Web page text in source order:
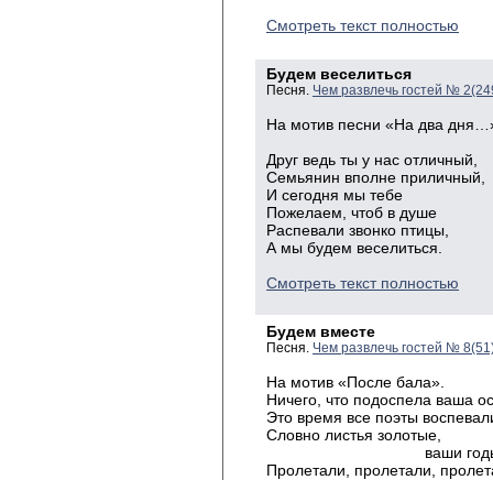
Смотреть текст полностью
Будем веселиться
Песня. Чем развлечь гостей №
На мотив песни «На два
Друг ведь ты у нас отличный,
Семьянин вполне приличный,
И сегодня мы тебе
Пожелаем, чтоб в душе
Распевали звонко птицы,
А мы будем веселиться.
Смотреть текст полностью
Будем вместе
Песня. Чем развлечь гостей №
На мотив «После бала».
Ничего, что подоспела ваша
Это время все поэты
Словно листья золотые,
ваши годы
Пролетали, пролетали,